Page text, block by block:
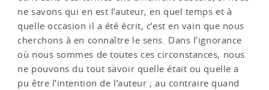
ne savons qui en est l’auteur, en quel temps et à
quelle occasion il a été écrit, c’est en vain que nous
cherchons à en connaître le sens. Dans l’ignorance
où nous sommes de toutes ces circonstances, nous
ne pouvons du tout savoir quelle était ou quelle a
pu être l’intention de l’auteur ; au contraire quand